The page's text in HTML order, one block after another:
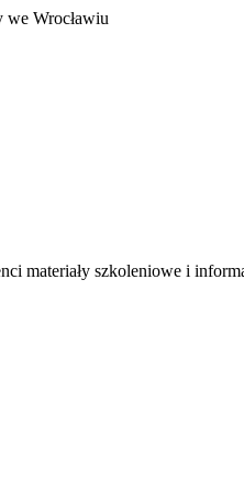
materiały szkoleniowe i